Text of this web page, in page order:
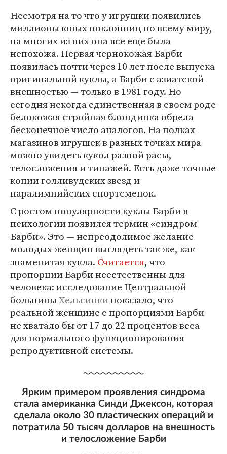
Несмотря на то что у игрушки появились
миллионы юных поклонниц по всему миру,
на многих из них она все еще была
непохожа. Первая чернокожая Барби
появилась почти через 10 лет после выпуска
оригинальной куклы, а Барби с азиатской
внешностью — только в 1981 году. Но
сегодня некогда единственная в своем роде
белокожая стройная блондинка обрела
бесконечное число аналогов. На полках
магазинов игрушек в разных точках мира
можно увидеть кукол разной расы,
телосложения и типажей. Есть даже точные
копии голливудских звезд и
паралимпийских спортсменок.
С ростом популярности куклы Барби в
психологии появился термин «синдром
Барби». Это — непреодолимое желание
молодых женщин выглядеть так же, как
знаменитая кукла. Считается, что
пропорции Барби неестественны для
человека: исследование Центральной
больницыХельсинкипоказало, что
реальной женщине с пропорциями Барби
не хватало бы от 17 до 22 процентов веса
для нормального функционирования
репродуктивной системы.
Ярким примером проявления синдрома
стала американка Синди Джексон, которая
сделала около 30 пластических операций и
потратила 50 тысяч долларов на внешность
и телосложение Барби